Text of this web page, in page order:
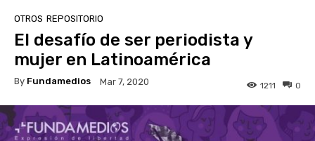
OTROS REPOSITORIO
El desafío de ser periodista y
mujer en Latinoamérica
By Fundamedios Mar 7, 2020 0
1211